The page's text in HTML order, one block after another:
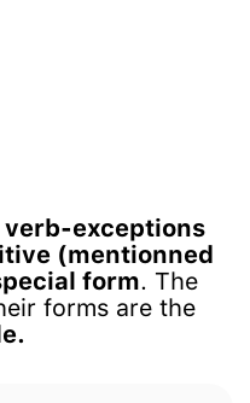
verb-exceptions
(mentionned
form. The
forms are the